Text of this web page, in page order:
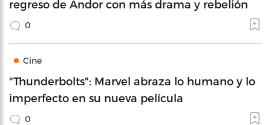
regreso de Andor con más drama y rebelión
0
Cine
"Thunderbolts": Marvel abraza lo humano y lo
imperfecto en su nueva película
0